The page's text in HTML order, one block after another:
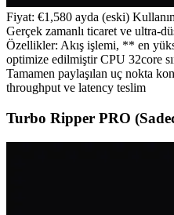
Fiyat: €1,580 ayda (eski)
Gerçek zamanlı ticaret ve ultra-
Özellikler: Akış işlemi, ** en
optimize edilmiştir CPU 32core
Tamamen paylaşılan uç nokta
throughput ve latency teslim
Turbo Ripper PRO